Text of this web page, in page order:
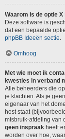
Waarom is de optie
Deze software is
dat een bepaalde
phpBB Ideeën sectie.
Omhoog
Met wie moet ik
kwesties in verband
Alle beheerders die
je klachten. Als je
eigenaar van het
host staat
misbruik-afdeling van
geen inspraak heeft
worden over hoe,